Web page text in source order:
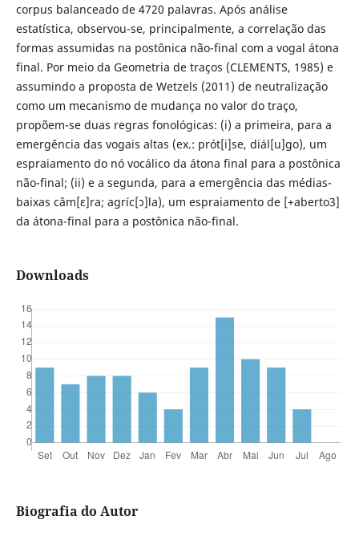
corpus balanceado de 4720 palavras. Após análise
estatística, observou-se, principalmente, a correlação das
formas assumidas na postônica não-final com a vogal átona
final. Por meio da Geometria de traços (CLEMENTS, 1985) e
assumindo a proposta de Wetzels (2011) de neutralização
como um mecanismo de mudança no valor do traço,
propõem-se duas regras fonológicas: (i) a primeira, para a
emergência das vogais altas (ex.: prót[i]se, diál[u]go), um
espraiamento do nó vocálico da átona final para a postônica
não-final; (ii) e a segunda, para a emergência das médias-
baixas câm[ɛ]ra; agríc[ɔ]la), um espraiamento de [+aberto3]
da átona-final para a postônica não-final.
Downloads
Biografia do Autor